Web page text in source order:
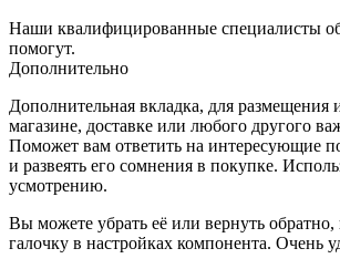
Наши квалифицированные специалисты
помогут.
Дополнительно
Дополнительная вкладка, для
магазине, доставке или любого другого
Поможет вам ответить на интересующие
и развеять его сомнения в покупке.
усмотрению.
Вы можете убрать её или вернуть
галочку в настройках компонента. Очень